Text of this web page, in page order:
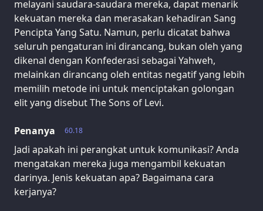
melayani saudara-saudara mereka, dapat menarik
kekuatan mereka dan merasakan kehadiran Sang
Pencipta Yang Satu. Namun, perlu dicatat bahwa
seluruh pengaturan ini dirancang, bukan oleh yang
dikenal dengan Konfederasi sebagai Yahweh,
melainkan dirancang oleh entitas negatif yang lebih
memilih metode ini untuk menciptakan golongan
elit yang disebut The Sons of Levi.
60.18
Penanya
Jadi apakah ini perangkat untuk komunikasi? Anda
mengatakan mereka juga mengambil kekuatan
darinya. Jenis kekuatan apa? Bagaimana cara
kerjanya?